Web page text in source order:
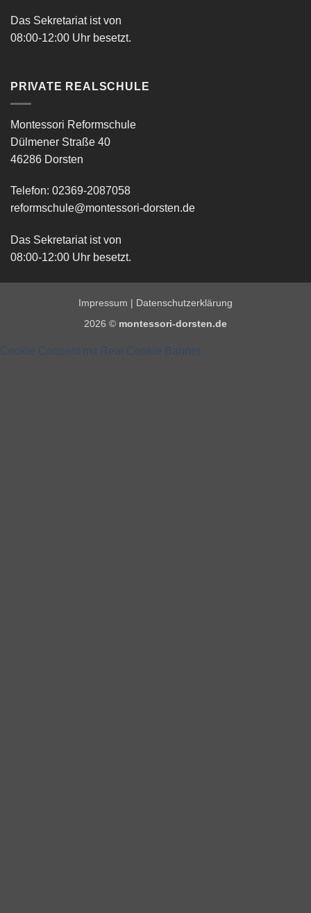
Das Sekretariat ist von
08:00-12:00 Uhr besetzt.
PRIVATE REALSCHULE
Montessori Reformschule
Dülmener Straße 40
46286 Dorsten
Telefon: 02369-2087058
reformschule@montessori-dorsten.de
Das Sekretariat ist von
08:00-12:00 Uhr besetzt.
Impressum | Datenschutzerklärung
2026 © montessori-dorsten.de
Cookie Consent mit Real Cookie Banner